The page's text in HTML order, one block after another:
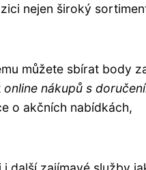
nejen široký
můžete sbírat body
online nákupů s
o akčních nabídkách,